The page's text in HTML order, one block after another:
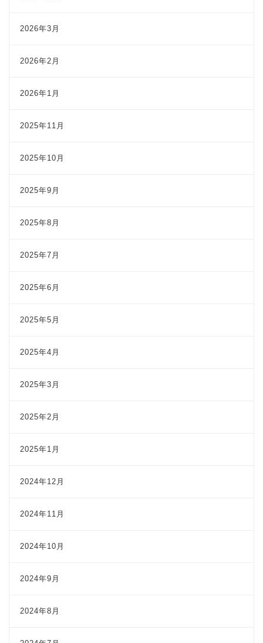
2026年3月
2026年2月
2026年1月
2025年11月
2025年10月
2025年9月
2025年8月
2025年7月
2025年6月
2025年5月
2025年4月
2025年3月
2025年2月
2025年1月
2024年12月
2024年11月
2024年10月
2024年9月
2024年8月